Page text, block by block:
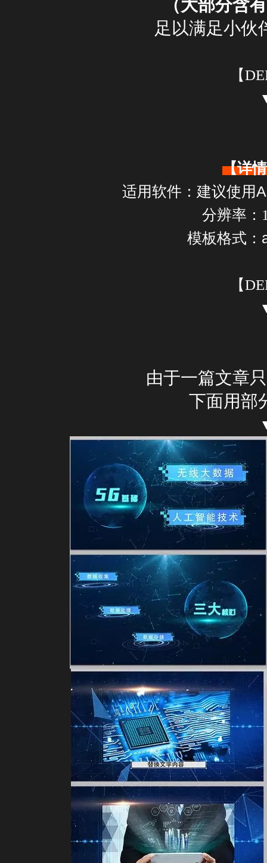
（大部分含
足以满足小伙
【
【详
适用软件： 建议使用
分辨率：
模板格式：
【
由于一篇文章
下面用部